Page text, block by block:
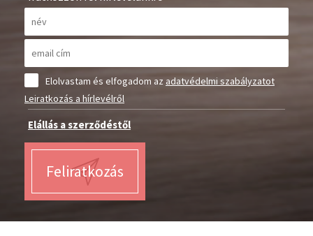
Elolvastam és elfogadom azadatvédelmi szabályzatot
Leiratkozás a hírlevélről
Elállás a szerződéstől
Feliratkozás